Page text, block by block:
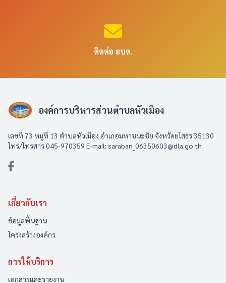
ติดต่อ อบต.
องค์การบริหารส่วนตำบลหัวเมือง
เลขที่ 73 หมู่ที่ 13 ตำบลหัวเมือง อำเภอมหาชนะชัย จังหวัดยโสธร 35130
โทร/โทรสาร 045-970359 E-mail: saraban_06350603@dla.go.th
เกี่ยวกับเรา
ข้อมูลพื้นฐาน
โครงสร้างองค์กร
การให้บริการ
เอกสารและรายงาน